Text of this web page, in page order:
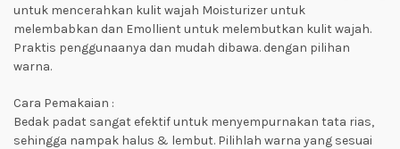
untuk mencerahkan kulit wajah Moisturizer untuk
melembabkan dan Emollient untuk melembutkan kulit wajah.
Praktis penggunaanya dan mudah dibawa. dengan pilihan
warna.
Cara Pemakaian :
Bedak padat sangat efektif untuk menyempurnakan tata rias,
sehingga nampak halus & lembut. Pilihlah warna yang sesuai